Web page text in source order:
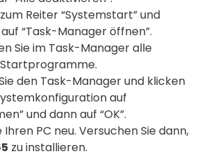
Reiter “Systemstart” und
“Task-Manager öffnen”.
Sie im Task-Manager alle
den Task-Manager und klicken
auf
und dann auf “OK”.
PC neu. Versuchen Sie dann,
zu installieren.